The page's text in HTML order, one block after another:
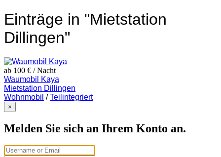
Einträge in "Mietstation
Dillingen"
ab 100 € / Nacht
Waumobil Kaya
Mietstation Dillingen
Wohnmobil /Teilintegriert
×
Melden Sie sich an Ihrem Konto an.